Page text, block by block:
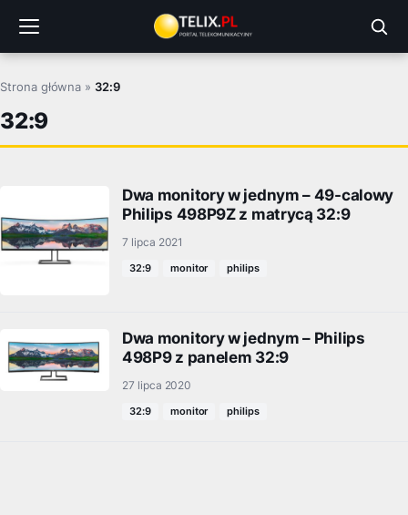
treści
Strona główna »32:9
32:9
Dwa monitory w jednym – 49-calowy
Philips 498P9Z z matrycą 32:9
7 lipca 2021
32:9 monitor philips
Dwa monitory w jednym – Philips
498P9 z panelem 32:9
27 lipca 2020
32:9 monitor philips